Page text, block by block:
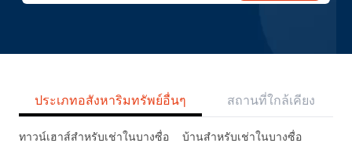
ประเภทอสังหาริมทรัพย์อื่นๆ สถานที่ใกล้เคียง
ทาวน์เฮาส์สำหรับเช่าในบางซื่อ บ้านสำหรับเช่าในบางซื่อ